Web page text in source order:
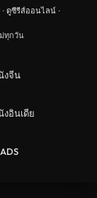
· ดูซีรีส์ออนไลน์ ·
ทุกวัน
งจีน
งอินเดีย
ADS